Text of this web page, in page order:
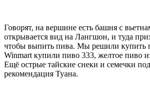
Говорят, на вершине есть башня с
открывается вид на Лангшон, и туда
чтобы выпить пива. Мы решили купить
Winmart купили пиво 333, желтое пиво
Ещё острые тайские снеки и семечки
рекомендация Туана.